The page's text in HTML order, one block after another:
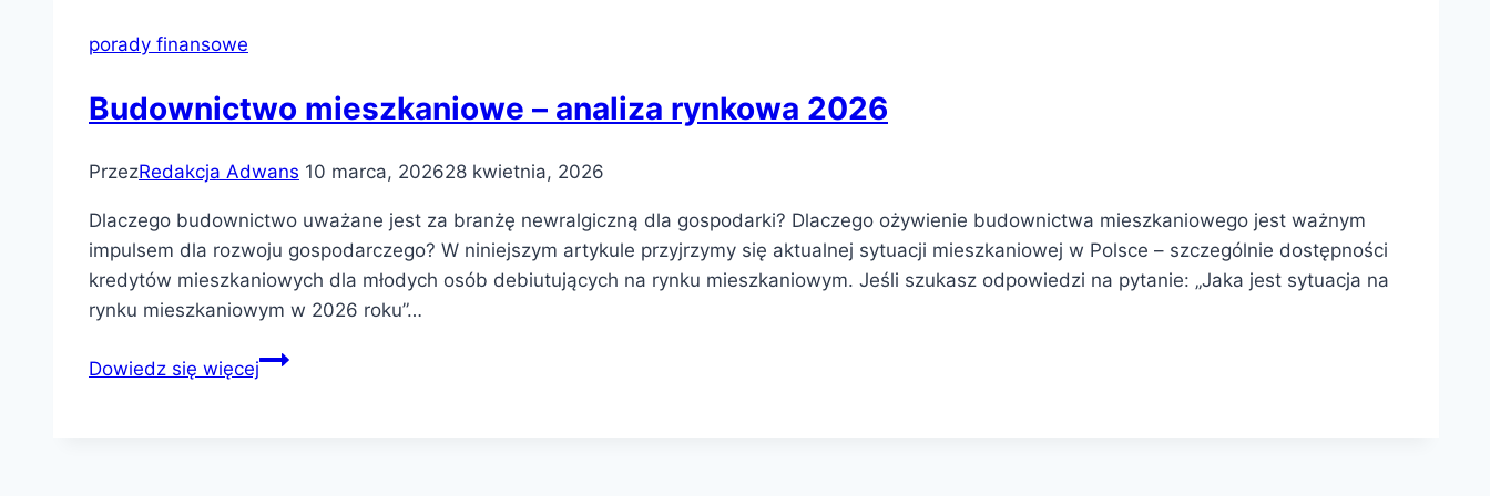
porady finansowe
Budownictwo mieszkaniowe – analiza rynkowa 2026
PrzezRedakcja Adwans 10 marca, 202628 kwietnia, 2026
Dlaczego budownictwo uważane jest za branżę newralgiczną dla gospodarki? Dlaczego ożywienie budownictwa mieszkaniowego jest ważnym
impulsem dla rozwoju gospodarczego? W niniejszym artykule przyjrzymy się aktualnej sytuacji mieszkaniowej w Polsce – szczególnie dostępności
kredytów mieszkaniowych dla młodych osób debiutujących na rynku mieszkaniowym. Jeśli szukasz odpowiedzi na pytanie: „Jaka jest sytuacja na
rynku mieszkaniowym w 2026 roku”…
Dowiedz się więcejBudownictwo